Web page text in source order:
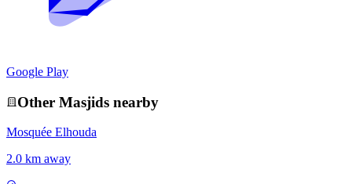
Google Play
Other Masjids nearby
Mosquée Elhouda
2.0 km away